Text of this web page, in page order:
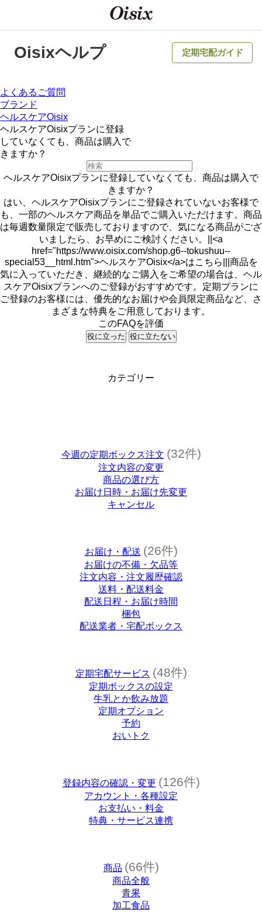
Oisixヘルプ 定期宅配ガイド
よくあるご質問
ブランド
ヘルスケアOisix
ヘルスケアOisixプランに登録
していなくても、商品は購入で
きますか？
ヘルスケアOisixプランに登録していなくても、商品は購入で
きますか？
はい、ヘルスケアOisixプランにご登録されていないお客様で
も、一部のヘルスケア商品を単品でご購入いただけます。商品
は毎週数量限定で販売しておりますので、気になる商品がござ
いましたら、お早めにご検討ください。||<a
href="https://www.oisix.com/shop.g6--tokushuu--
special53__html.htm">ヘルスケアOisix</a>はこちら|||商品を
気に入っていただき、継続的なご購入をご希望の場合は、ヘル
スケアOisixプランへのご登録がおすすめです。定期プランに
ご登録のお客様には、優先的なお届けや会員限定商品など、さ
まざまな特典をご用意しております。
このFAQを評価
役に立った 役に立たない
カテゴリー
今週の定期ボックス注文 (32件)
注文内容の変更
商品の選び方
お届け日時・お届け先変更
キャンセル
お届け・配送 (26件)
お届けの不備・欠品等
注文内容・注文履歴確認
送料・配送料金
配送日程・お届け時間
梱包
配送業者・宅配ボックス
定期宅配サービス (48件)
定期ボックスの設定
牛乳とか飲み放題
定期オプション
予約
おいトク
登録内容の確認・変更 (126件)
アカウント・各種設定
お支払い・料金
特典・サービス連携
商品 (66件)
商品全般
青果
加工食品